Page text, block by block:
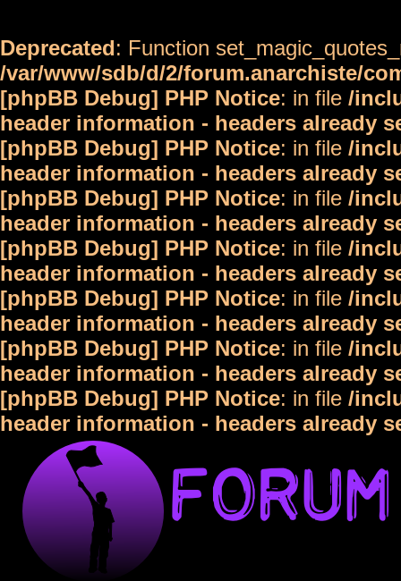
Deprecated: Function
/var/www/sdb/d/2/forum.anarchiste/
[phpBB Debug] PHP Notice: in file /
header information - headers already
[phpBB Debug] PHP Notice: in file /
header information - headers already
[phpBB Debug] PHP Notice: in file /
header information - headers already
[phpBB Debug] PHP Notice: in file /
header information - headers already
[phpBB Debug] PHP Notice: in file /
header information - headers already
[phpBB Debug] PHP Notice: in file /
header information - headers already
[phpBB Debug] PHP Notice: in file /
header information - headers already